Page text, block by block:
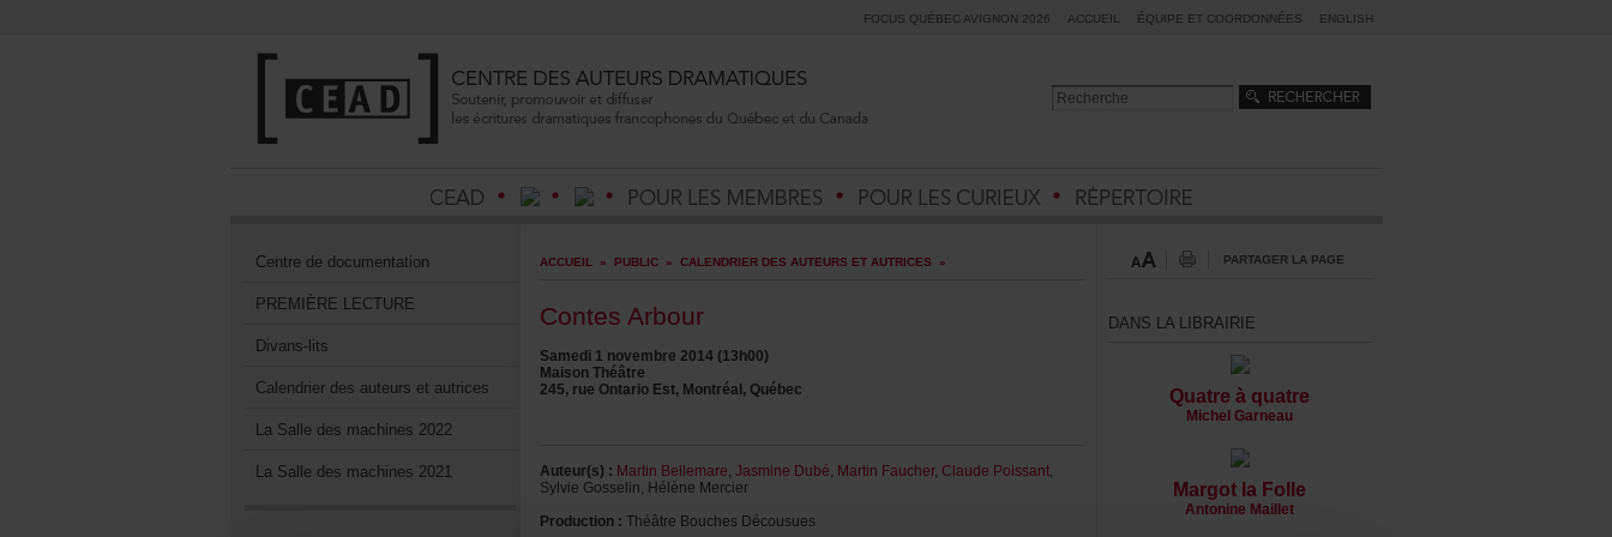
FOCUSQUÉBECAVIGNON2026 ACCUEIL ÉQUIPEETCOORDONNÉES ENGLISH
Centrededocumentation
PREMIÈRELECTURE
Divans-lits
Calendrierdesauteursetautrices
LaSalledesmachines2022
LaSalledesmachines2021
ACCUEIL » PUBLIC» CALENDRIERDESAUTEURSETAUTRICES »
ContesArbour
Samedi1novembre2014(13h00)
MaisonThéâtre
245,rueOntarioEst,Montréal,Québec
Auteur(s): MartinBellemare, JasmineDubé, MartinFaucher, ClaudePoissant,
SylvieGosselin,HélèneMercier
Production: ThéâtreBouchesDécousues
PARTAGERLAPAGE
DANSLALIBRAIRIE
Quatreàquatre
MichelGarneau
MargotlaFolle
AntonineMaillet